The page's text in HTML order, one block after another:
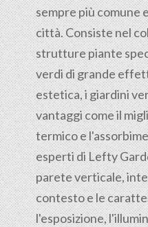
sempre più comune
città. Consiste nel
strutture piante
verdi di grande
estetica, i giardini
vantaggi come il
termico e
esperti di Lefty
parete verticale,
contesto e le
l'esposizione,